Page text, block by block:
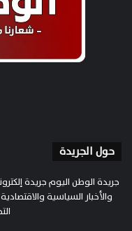
حول الجريدة
جريدة الوطن اليوم جريدة
والأخبار السياسية